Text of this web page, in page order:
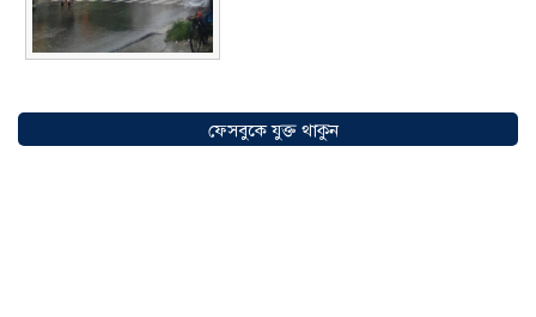
অগ্রযাত্রায় নতুন অধ্যায়, উদ্বোধন হলো ‘শিফা
মোহাম্মদিয়া ফিশারিজ’
০৫ আগস্ট ২০২৬
ফেসবুকে যুক্ত থাকুন